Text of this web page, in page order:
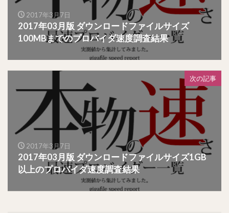
2017年3月7日
2017年03月版 ダウンロードファイルサイズ
100MBまでのプロバイダ速度調査結果
次の記事
2017年3月7日
2017年03月版 ダウンロードファイルサイズ1GB
以上のプロバイダ速度調査結果